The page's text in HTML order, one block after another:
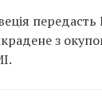
передасть
з